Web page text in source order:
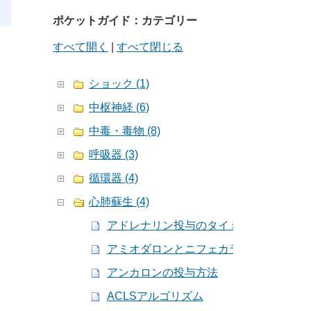
ポケットガイド：カテゴリー
すべて開く すべて閉じる
ショック (1)
中枢神経 (6)
中毒・毒物 (8)
呼吸器 (3)
循環器 (4)
心肺蘇生 (4)
アドレナリン投与のタイミング
アミオダロンとニフェカラントの比較
アンカロンの投与方法
ACLSアルゴリズム